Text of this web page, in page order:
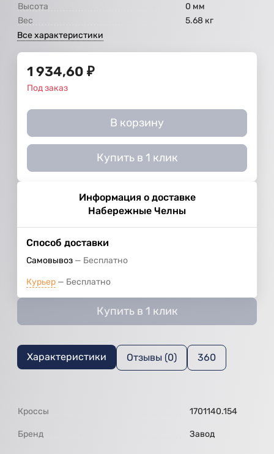
Высота
0 мм
Вес
5.68 кг
Все характеристики
1 934,60 ₽
Под заказ
В корзину
Купить в 1 клик
Информация о доставке
Набережные Челны
Способ доставки
Самовывоз Бесплатно
Курьер Бесплатно
Купить в 1 клик
Характеристики Отзывы (0) 360
Кроссы 1701140.154
Бренд Завод